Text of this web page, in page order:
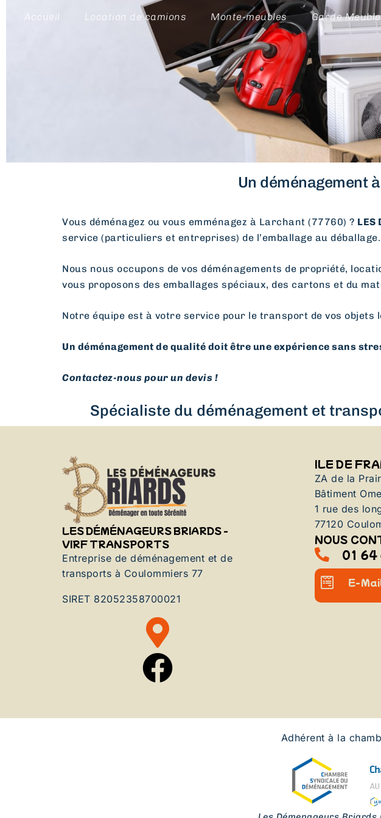
Accueil Location de camions Monte-meubles Garde
Un déménagement
Vous déménagez ou vous emménagez à Larchant (77760) ? LES
service (particuliers et entreprises) de l’emballage au déballage.
Nous nous occupons de vos déménagements de propriété,
vous proposons des emballages spéciaux, des cartons et du
Notre équipe est à votre service pour le transport de vos objets
Un déménagement de qualité doit être une expérience sans
Contactez-nous pour un devis !
Spécialiste du déménagement et
LES DÉMÉNAGEURS BRIARDS -
VIRF TRANSPORTS
Entreprise de déménagement et de
transports à Coulommiers 77
SIRET 82052358700021
ILE DE
ZA de la
Bâtiment
1 rue des
77120
NOUS
01
E-
Adhérent à la